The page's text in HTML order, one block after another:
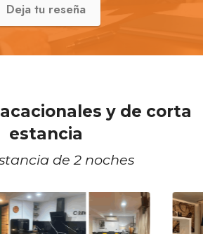
Deja tu reseña
y de corta
estancia
de 2 noches